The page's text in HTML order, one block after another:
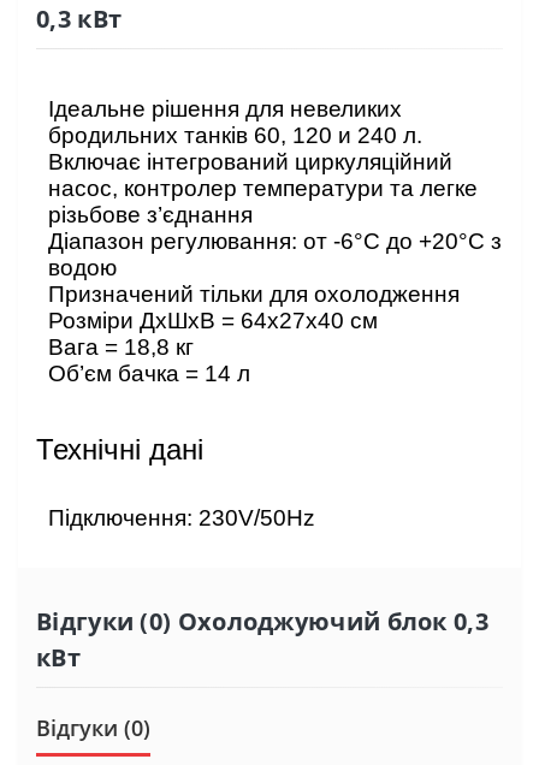
0,3 кВт
Ідеальне рішення для невеликих
бродильних танків 60, 120 и 240 л.
Включає інтегрований циркуляційний
насос, контролер температури та легке
різьбове з’єднання
Діапазон регулювання: от -6°C до +20°C з
водою
Призначений тільки для охолодження
Розміри ДхШхВ = 64x27x40 см
Вага = 18,8 кг
Об’єм бачка = 14 л
Технічні дані
Підключення: 230V/50Hz
Відгуки (0) Охолоджуючий блок 0,3
кВт
Відгуки (0)